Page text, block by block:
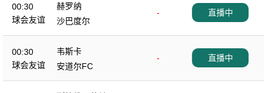
00:30
球会友谊
赫罗纳
-
沙巴度尔
直播中
00:30
球会友谊
韦斯卡
-
安道尔FC
直播中